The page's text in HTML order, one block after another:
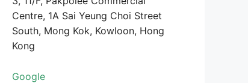
Centre, 1A Sai Yeung Choi Street
South, Mong Kok, Kowloon, Hong
Kong
Google